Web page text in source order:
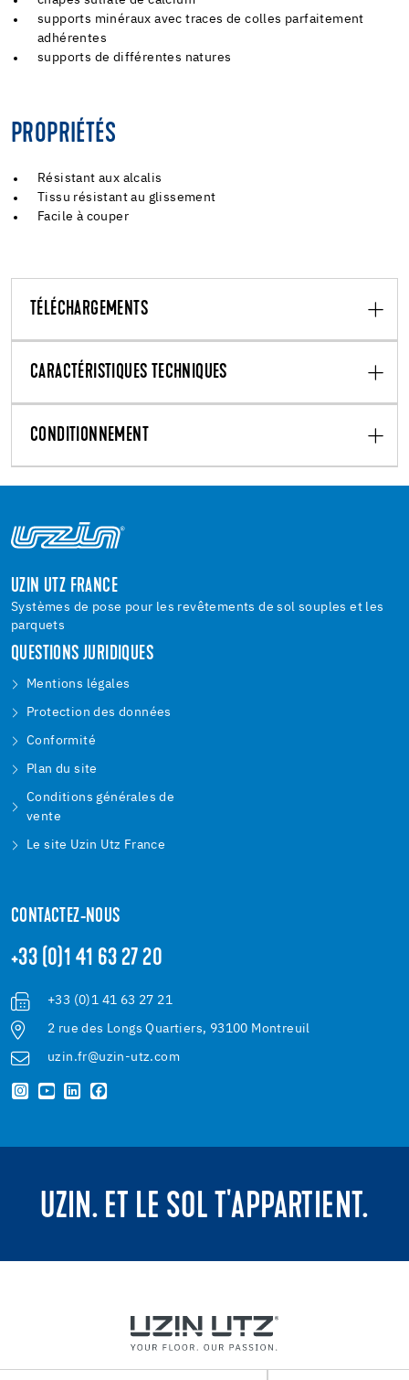
supports minéraux avec traces de colles parfaitement
adhérentes
supports de différentes natures
PROPRIÉTÉS
Résistant aux alcalis
Tissu résistant au glissement
Facile à couper
TÉLÉCHARGEMENTS
CARACTÉRISTIQUES TECHNIQUES
CONDITIONNEMENT
UZIN UTZ FRANCE
Systèmes de pose pour les revêtements de sol souples et les
parquets
QUESTIONS JURIDIQUES
Mentions légales
Protection des données
Conformité
Plan du site
Conditions générales de
vente
Le site Uzin Utz France
CONTACTEZ-NOUS
+33 (0)1 41 63 27 20
+33 (0)1 41 63 27 21
2 rue des Longs Quartiers, 93100 Montreuil
uzin.fr@uzin-utz.com
UZIN. ET LE SOL T'APPARTIENT.